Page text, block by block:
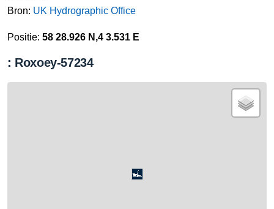
Bron: UK Hydrographic Office
Positie: 58 28.926 N,4 3.531 E
: Roxoey-57234